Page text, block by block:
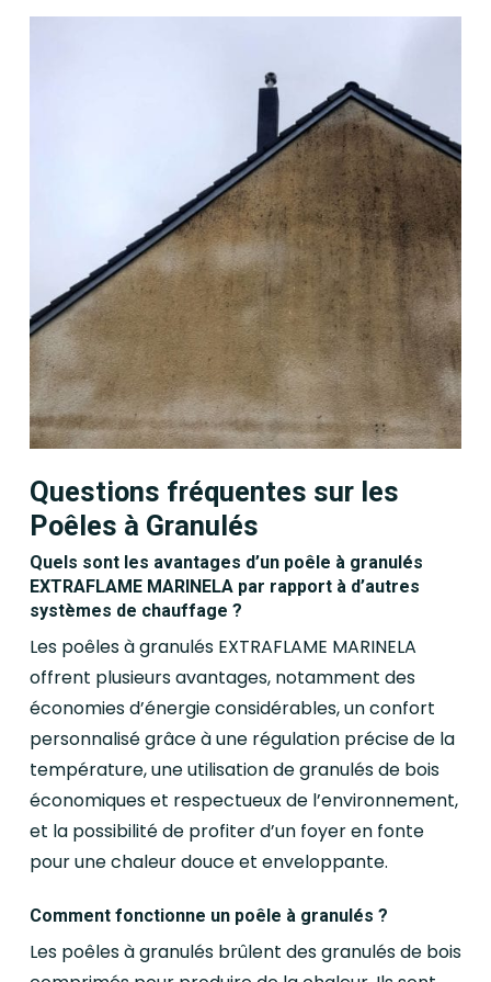
Questions fréquentes sur les
Poêles à Granulés
Quels sont les avantages d’un poêle à granulés
EXTRAFLAME MARINELA par rapport à d’autres
systèmes de chauffage ?
Les poêles à granulés EXTRAFLAME MARINELA
offrent plusieurs avantages, notamment des
économies d’énergie considérables, un confort
personnalisé grâce à une régulation précise de la
température, une utilisation de granulés de bois
économiques et respectueux de l’environnement,
et la possibilité de profiter d’un foyer en fonte
pour une chaleur douce et enveloppante.
Comment fonctionne un poêle à granulés ?
Les poêles à granulés brûlent des granulés de bois